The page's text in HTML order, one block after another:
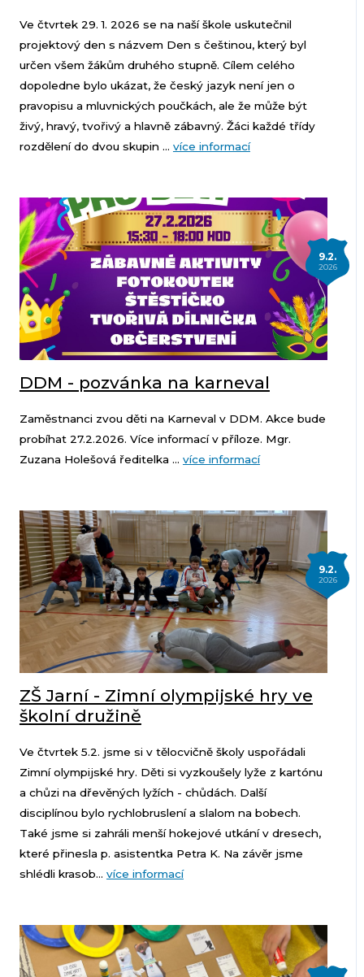
Ve čtvrtek 29. 1. 2026 se na naší škole uskutečnil
projektový den s názvem Den s češtinou, který byl
určen všem žákům druhého stupně. Cílem celého
dopoledne bylo ukázat, že český jazyk není jen o
pravopisu a mluvnických poučkách, ale že může být
živý, hravý, tvořivý a hlavně zábavný. Žáci každé třídy
rozdělení do dvou skupin ... více informací
9.2.
2026
DDM - pozvánka na karneval
Zaměstnanci zvou děti na Karneval v DDM. Akce bude
probíhat 27.2.2026. Více informací v příloze. Mgr.
Zuzana Holešová ředitelka ... více informací
9.2.
2026
ZŠ Jarní - Zimní olympijské hry ve
školní družině
Ve čtvrtek 5.2. jsme si v tělocvičně školy uspořádali
Zimní olympijské hry. Děti si vyzkoušely lyže z kartónu
a chůzi na dřevěných lyžích - chůdách. Další
disciplínou bylo rychlobruslení a slalom na bobech.
Také jsme si zahráli menší hokejové utkání v dresech,
které přinesla p. asistentka Petra K. Na závěr jsme
shlédli krasob... více informací